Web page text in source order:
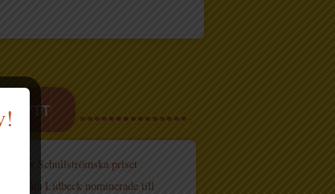
NYTT
Schullströmska priset
Cecilia Lidbeck nominerade till